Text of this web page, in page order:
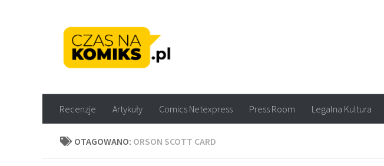
Recenzje Artykuły Comics Netexpress Press Room Legalna Kultura
OTAGOWANO: ORSON SCOTT CARD